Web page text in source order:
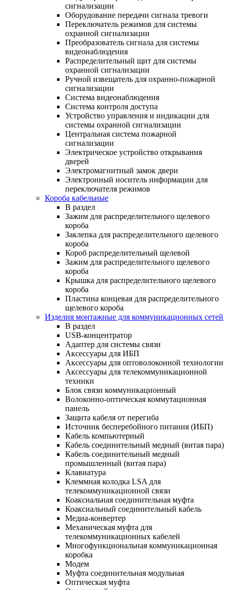
сигнализации
Оборудование передачи сигнала тревоги
Переключатель режимов для системы
охранной сигнализации
Преобразователь сигнала для системы
видеонаблюдения
Распределительный щит для системы
охранной сигнализации
Ручной извещатель для охранно-пожарной
сигнализации
Система видеонаблюдения
Система контроля доступа
Устройство управления и индикации для
системы охранной сигнализации
Центральная система пожарной
сигнализации
Электрическое устройство открывания
дверей
Электромагнитный замок двери
Электронный носитель информации для
переключателя режимов
Короба кабельные
В раздел
Зажим для распределительного щелевого
короба
Заклепка для распределительного щелевого
короба
Короб распределительный щелевой
Зажим для распределительного щелевого
короба
Крышка для распределительного щелевого
короба
Пластина концевая для распределительного
щелевого короба
Изделия монтажные для коммуникационных сетей
В раздел
USB-концентратор
Адаптер для системы связи
Аксессуары для ИБП
Аксессуары для оптоволоконной технологии
Аксессуары для телекоммуникационной
техники
Блок связи коммуникационный
Волоконно-оптическая коммутационная
панель
Защита кабеля от перегиба
Источник бесперебойного питания (ИБП)
Кабель компьютерный
Кабель соединительный медный (витая пара)
Кабель соединительный медный
промышленный (витая пара)
Клавиатура
Клеммная колодка LSA для
телекоммуникационной связи
Коаксиальная соединительная муфта
Коаксиальный соединительный кабель
Медиа-конвертер
Механическая муфта для
телекоммуникационных кабелей
Многофункциональная коммуникационная
коробка
Модем
Муфта соединительная модульная
Оптическая муфта